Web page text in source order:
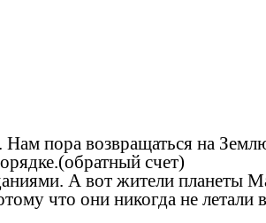
пора возвращаться на
счет)
А вот жители планеты
что они никогда не летали